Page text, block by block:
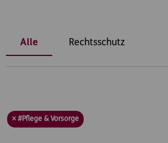
Alle Rechtsschutz
× #Pflege & Vorsorge